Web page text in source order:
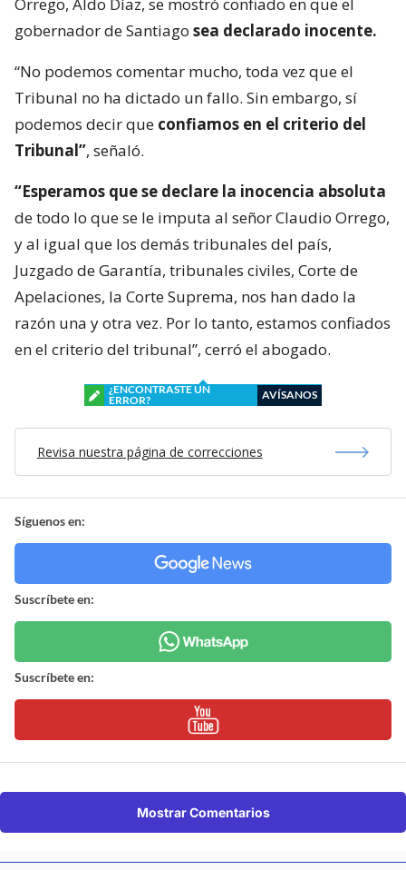
Orrego, Aldo Díaz, se mostró confiado en que el
gobernador de Santiago sea declarado inocente.
“No podemos comentar mucho, toda vez que el
Tribunal no ha dictado un fallo. Sin embargo, sí
podemos decir que confiamos en el criterio del
Tribunal”, señaló.
“Esperamos que se declare la inocencia absoluta
de todo lo que se le imputa al señor Claudio Orrego,
y al igual que los demás tribunales del país,
Juzgado de Garantía, tribunales civiles, Corte de
Apelaciones, la Corte Suprema, nos han dado la
razón una y otra vez. Por lo tanto, estamos confiados
en el criterio del tribunal”, cerró el abogado.
¿ENCONTRASTE UN
ERROR?
AVÍSANOS
Revisa nuestra página de correcciones
Síguenos en:
Suscríbete en:
Suscríbete en:
Mostrar Comentarios